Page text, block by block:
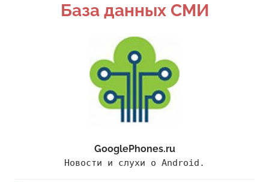
База данных СМИ
GooglePhones.ru
Новости и слухи о Android.